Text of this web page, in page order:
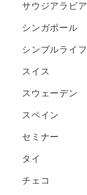
サウジアラビア
シンガポール
シンプルライフ
スイス
スウェーデン
スペイン
セミナー
タイ
チェコ